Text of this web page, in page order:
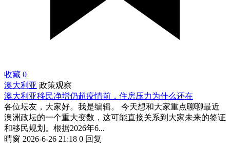
收藏 0
澳大利亚 政策观察
澳大利亚移民净增仍超疫情前，住房压力为什么还在
各位坛友，大家好。我是编辑。 今天想和大家重点聊聊最近
澳洲政坛的一个重大变数，这可能直接关系到大家未来的签证
和移民规划。根据2026年6...
晴窗 2026-6-26 21:18 0 回复